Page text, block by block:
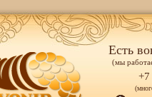
Есть
(мы
+7